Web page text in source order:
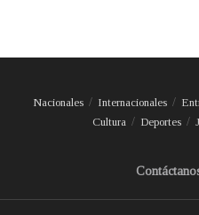
Nacionales Internacionales
Cultura
Deportes